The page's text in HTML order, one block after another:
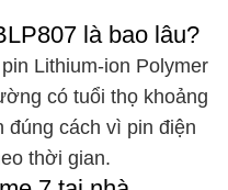
là bao lâu?
Lithium-ion Polymer
có tuổi thọ khoảng
đúng cách vì pin điện
thời gian.